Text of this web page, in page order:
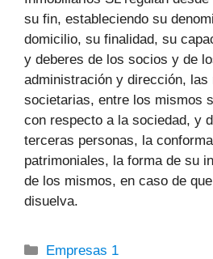
su fin, estableciendo su
domicilio, su finalidad, su
y deberes de los socios y de
administración y dirección, las
societarias, entre los mismos
con respecto a la sociedad, y
terceras personas, la
patrimoniales, la forma de su
de los mismos, en caso de
disuelva.
Categorías
Empresas 1